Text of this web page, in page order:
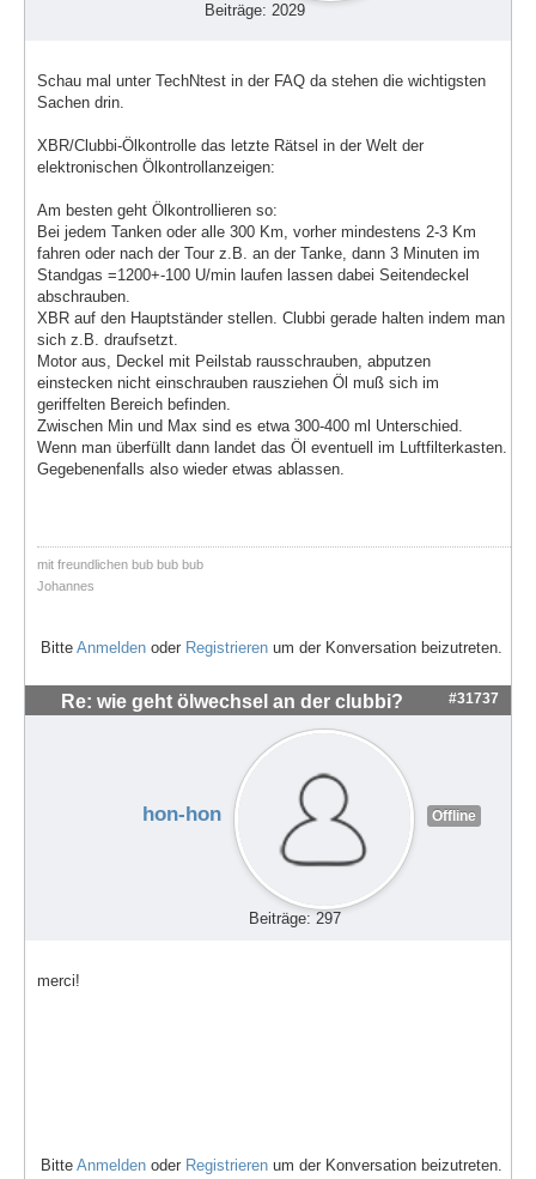
Beiträge: 2029
Schau mal unter TechNtest in der FAQ da stehen die wichtigsten
Sachen drin.
XBR/Clubbi-Ölkontrolle das letzte Rätsel in der Welt der
elektronischen Ölkontrollanzeigen:
Am besten geht Ölkontrollieren so:
Bei jedem Tanken oder alle 300 Km, vorher mindestens 2-3 Km
fahren oder nach der Tour z.B. an der Tanke, dann 3 Minuten im
Standgas =1200+-100 U/min laufen lassen dabei Seitendeckel
abschrauben.
XBR auf den Hauptständer stellen. Clubbi gerade halten indem man
sich z.B. draufsetzt.
Motor aus, Deckel mit Peilstab rausschrauben, abputzen
einstecken nicht einschrauben rausziehen Öl muß sich im
geriffelten Bereich befinden.
Zwischen Min und Max sind es etwa 300-400 ml Unterschied.
Wenn man überfüllt dann landet das Öl eventuell im Luftfilterkasten.
Gegebenenfalls also wieder etwas ablassen.
mit freundlichen bub bub bub
Johannes
Bitte Anmelden oder Registrieren um der Konversation beizutreten.
Re: wie geht ölwechsel an der clubbi? #31737
hon-hon Offline
Beiträge: 297
merci!
Bitte Anmelden oder Registrieren um der Konversation beizutreten.